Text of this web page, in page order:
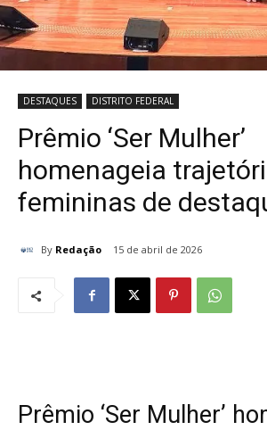
DESTAQUES DISTRITO FEDERAL
Prêmio ‘Ser Mulher’
homenageia
femininas de
By Redação 15 de abril de 2026
Prêmio ‘Ser Mulher’